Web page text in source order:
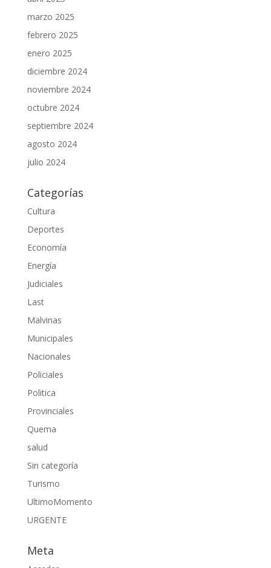
marzo 2025
febrero 2025
enero 2025
diciembre 2024
noviembre 2024
octubre 2024
septiembre 2024
agosto 2024
julio 2024
Categorías
Cultura
Deportes
Economía
Energía
Judiciales
Last
Malvinas
Municipales
Nacionales
Policiales
Politica
Provinciales
Quema
salud
Sin categoría
Turismo
UltimoMomento
URGENTE
Meta